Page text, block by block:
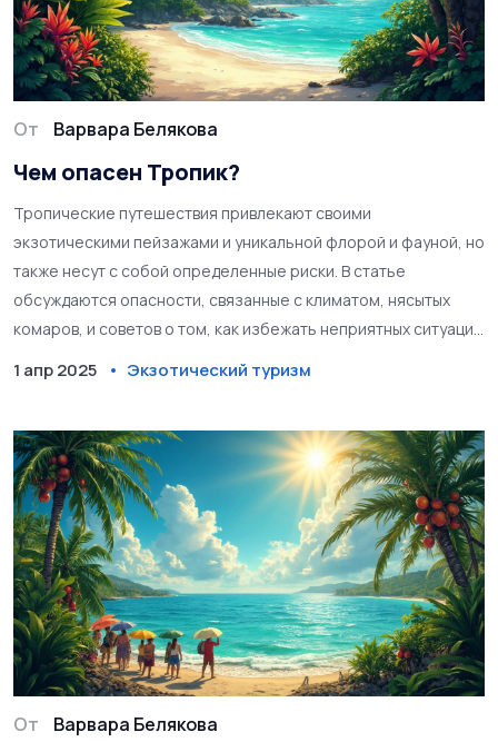
От Варвара Белякова
Чем опасен Тропик?
Тропические путешествия привлекают своими
экзотическими пейзажами и уникальной флорой и фауной, но
также несут с собой определенные риски. В статье
обсуждаются опасности, связанные с климатом, нясытых
комаров, и советов о том, как избежать неприятных ситуаций
свою семью от болезней и дискомфорта. Получите
среди тропического великолепия.
1 апр 2025 Экзотический туризм
От Варвара Белякова